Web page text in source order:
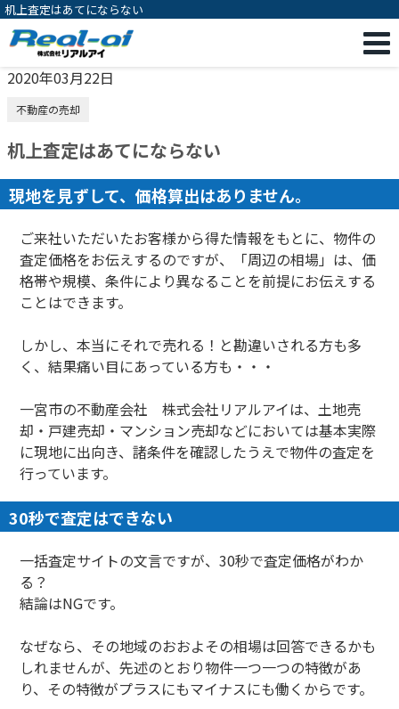
机上査定はあてにならない
2020年03月22日
不動産の売却
机上査定はあてにならない
現地を見ずして、価格算出はありません。
ご来社いただいたお客様から得た情報をもとに、物件の
査定価格をお伝えするのですが、「周辺の相場」は、価
格帯や規模、条件により異なることを前提にお伝えする
ことはできます。
しかし、本当にそれで売れる！と勘違いされる方も多
く、結果痛い目にあっている方も・・・
一宮市の不動産会社 株式会社リアルアイは、土地売
却・戸建売却・マンション売却などにおいては基本実際
に現地に出向き、諸条件を確認したうえで物件の査定を
行っています。
30秒で査定はできない
一括査定サイトの文言ですが、30秒で査定価格がわか
る？
結論はNGです。
なぜなら、その地域のおおよその相場は回答できるかも
しれませんが、先述のとおり物件一つ一つの特徴があ
り、その特徴がプラスにもマイナスにも働くからです。